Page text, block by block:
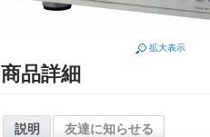
拡大表示
商品詳細
説明 友達に知らせる